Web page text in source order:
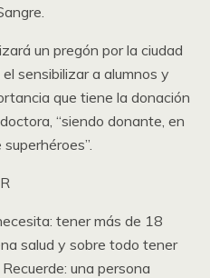
un pregón por la ciudad
sensibilizar a alumnos y
que tiene la donación
“siendo donante, en
tener más de 18
salud y sobre todo tener
una persona